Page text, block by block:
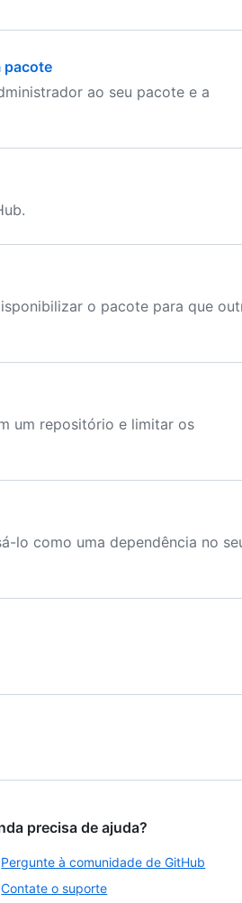
pacote
ao seu pacote e a
o pacote para que
um repositório e limitar os
lo como uma dependência no
precisa de ajuda?
Pergunte à comunidade de GitHub
Contate o suporte